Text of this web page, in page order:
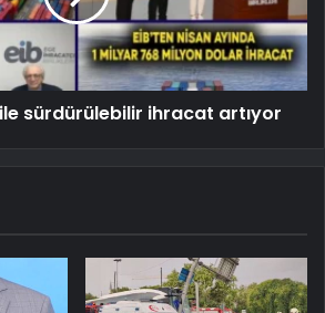
sürdürülebilir ihracat artıyor